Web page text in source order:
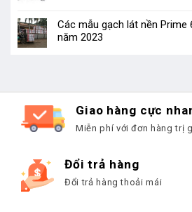
Các mẫu gạch lát nền Prime
năm 2023
Giao hàng cực
Miễn phí với đơn hàng trị
Đổi trả hàng
Đổi trả hàng thoải mái